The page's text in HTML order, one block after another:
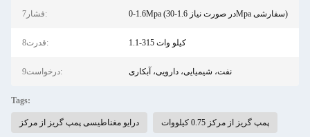
7فشار: 0-1.6Mpa (در صورت نیاز 1.6-30Mpa سفارشی)
8قدرت: 1.1-315 کیلو وات
9درخواست: نفت، شیمیایی، دارویی، آبکاری
Tags:
درایو مغناطیسی پمپ گریز از مرکز پمپ گریز از مرکز 0.75 کیلووات